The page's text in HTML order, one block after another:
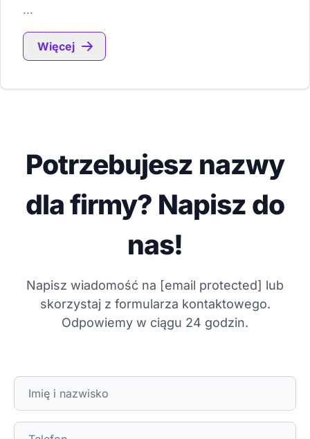
...
Więcej
Potrzebujesz nazwy
dla firmy? Napisz do
nas!
Napisz wiadomość na [email protected] lub
skorzystaj z formularza kontaktowego.
Odpowiemy w ciągu 24 godzin.